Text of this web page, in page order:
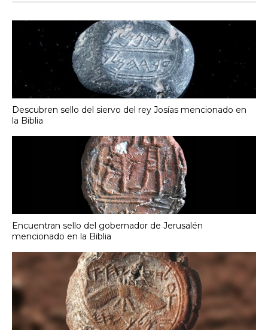
Descubren sello del siervo del rey Josías mencionado en
la Biblia
Encuentran sello del gobernador de Jerusalén
mencionado en la Biblia